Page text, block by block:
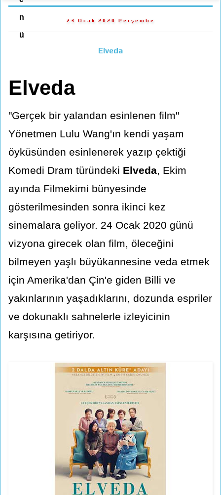
n
ü
23 Ocak 2020 Perşembe
Elveda
Elveda
"Gerçek bir yalandan esinlenen film"
Yönetmen Lulu Wang'ın kendi yaşam
öyküsünden esinlenerek yazıp çektiği
Komedi Dram türündeki Elveda , Ekim
ayında Filmekimi bünyesinde
gösterilmesinden sonra ikinci kez
sinemalara geliyor. 24 Ocak 2020 günü
vizyona girecek olan film, öleceğini
bilmeyen yaşlı büyükannesine veda etmek
için Amerika'dan Çin'e giden Billi ve
yakınlarının yaşadıklarını, dozunda espriler
ve dokunaklı sahnelerle izleyicinin
karşısına getiriyor.